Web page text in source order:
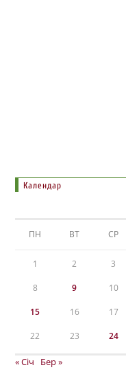
Календар
ПН ВТ СР
1 2 3
8 9 10
15 16 17
22 23 24
« Січ Бер »